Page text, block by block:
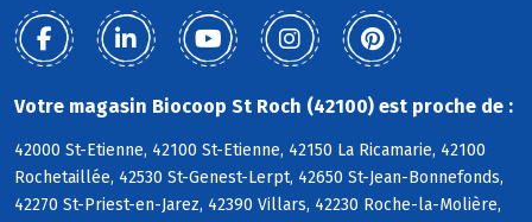
Votre magasin Biocoop St Roch (42100) est proche de :
42000 St-Etienne, 42100 St-Etienne, 42150 La Ricamarie, 42100
Rochetaillée, 42530 St-Genest-Lerpt, 42650 St-Jean-Bonnefonds,
42270 St-Priest-en-Jarez, 42390 Villars, 42230 Roche-la-Molière,